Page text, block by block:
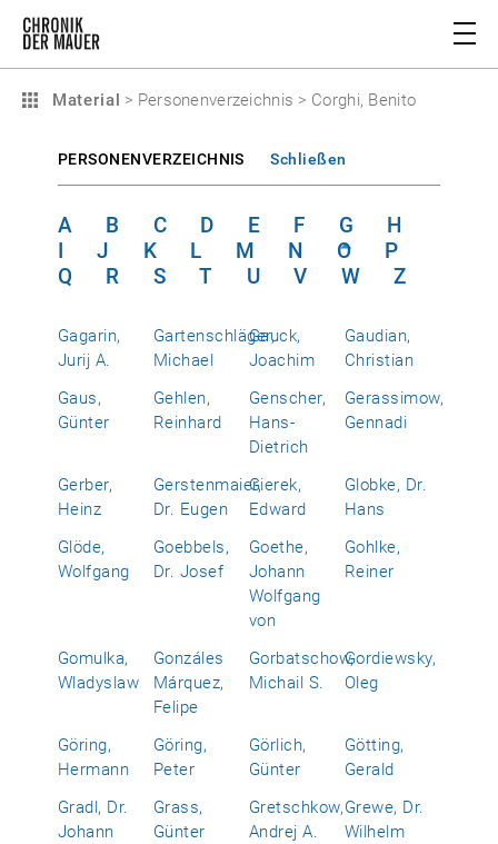
Material > Personenverzeichnis > Corghi, Benito
PERSONENVERZEICHNIS Schließen
A B C D E F G
H
I
J K L M N O
P
Q
R S T U V W Z
Gagarin,
Jurij A.
Gartenschläger,
Michael
Gauck,
Joachim
Gaudian,
Christian
Gaus,
Günter
Gehlen,
Reinhard
Genscher,
Hans-
Dietrich
Gerassimow,
Gennadi
Gerber,
Heinz
Gerstenmaier,
Dr. Eugen
Gierek,
Edward
Globke, Dr.
Hans
Glöde,
Wolfgang
Goebbels,
Dr. Josef
Goethe,
Johann
Wolfgang
von
Gohlke,
Reiner
Gomulka,
Wladyslaw
Gonzáles
Márquez,
Felipe
Gorbatschow,
Michail S.
Gordiewsky,
Oleg
Göring,
Hermann
Göring,
Peter
Görlich,
Günter
Götting,
Gerald
Gradl, Dr.
Johann
Grass,
Günter
Gretschkow,
Andrej A.
Grewe, Dr.
Wilhelm